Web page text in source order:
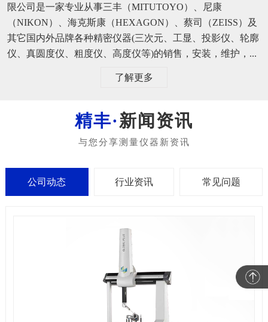
限公司是一家专业从事三丰（MITUTOYO）、尼康
（NIKON）、海克斯康（HEXAGON）、蔡司（ZEISS）及
其它国内外品牌各种精密仪器(三次元、工显、投影仪、轮廓
仪、真圆度仪、粗度仪、高度仪等)的销售，安装，维护，...
了解更多
新闻资讯
公司动态 行业资讯 常见问题